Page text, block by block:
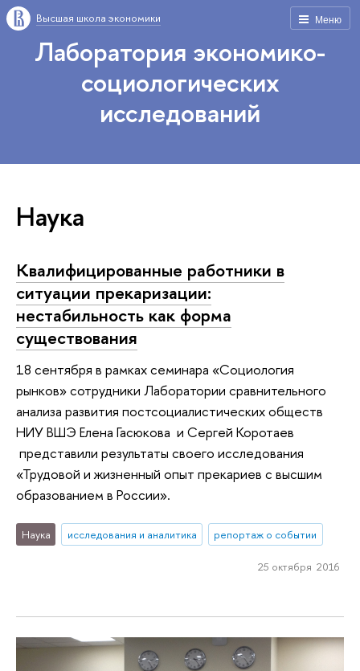
Меню
Высшая школа экономики
Лаборатория экономико-
социологических
исследований
Наука
Квалифицированные работники в
ситуации прекаризации:
нестабильность как форма
существования
18 сентября в рамках семинара «Социология
рынков» сотрудники Лаборатории сравнительного
анализа развития постсоциалистических обществ
НИУ ВШЭ Елена Гасюкова и Сергей Коротаев
представили результаты своего исследования
«Трудовой и жизненный опыт прекариев с высшим
образованием в России».
Наука исследования и аналитика репортаж о событии
25 октября 2016